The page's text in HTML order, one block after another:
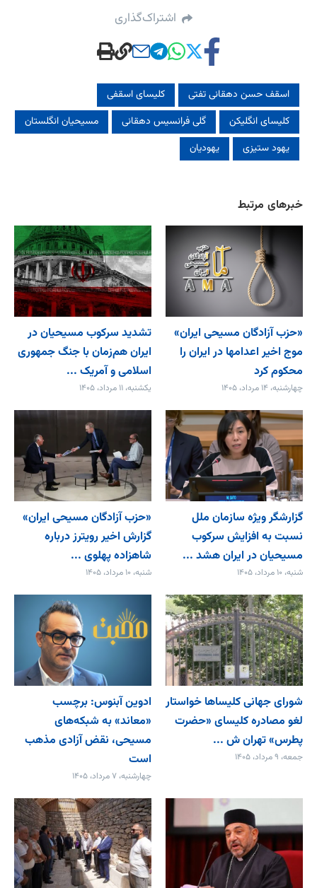
اشتراک‌گذاری
اسقف حسن دهقانی تفتی
کلیسای اسقفی
کلیسای انگلیکن
گلی فرانسیس دهقانی
مسیحیان انگلستان
یهود ستیزی
یهودیان
خبرهای مرتبط
«حزب آزادگان مسیحی ایران»
موج اخیر اعدامها در ایران را
محکوم کرد
چهارشنبه، ۱۴ مرداد، ۱۴۰۵
تشدید سرکوب مسیحیان در
ایران هم‌زمان با جنگ جمهوری
اسلامی و آمریک ...
یکشنبه، ۱۱ مرداد، ۱۴۰۵
گزارشگر ویژه سازمان ملل
نسبت به افزایش سرکوب
مسیحیان در ایران هشد ...
شنبه، ۱۰ مرداد، ۱۴۰۵
«حزب آزادگان مسیحی ایران»
گزارش اخیر رویترز درباره
شاهزاده پهلوی ...
شنبه، ۱۰ مرداد، ۱۴۰۵
شورای جهانی کلیساها خواستار
لغو مصادره کلیسای «حضرت
پطرس» تهران ش ...
جمعه، ۹ مرداد، ۱۴۰۵
ادوین آبنوس: برچسب
«معاند» به شبکه‌های
مسیحی، نقض آزادی مذهب
است
چهارشنبه، ۷ مرداد، ۱۴۰۵